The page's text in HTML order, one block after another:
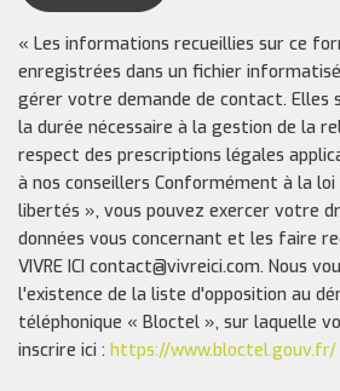
« Les informations recueillies sur ce
enregistrées dans un fichier informatisé
gérer votre demande de contact. Elles
la durée nécessaire à la gestion de la
respect des prescriptions légales
à nos conseillers Conformément à la
libertés », vous pouvez exercer votre
données vous concernant et les faire
VIVRE ICI contact@vivreici.com. Nous
l'existence de la liste d'opposition au
téléphonique « Bloctel », sur laquelle
inscrire ici : https://www.bloctel.gouv.fr/